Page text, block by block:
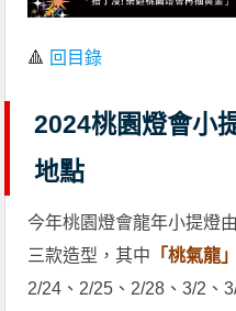
🔺 回目錄
2024桃園燈會小
地點
今年桃園燈會龍年小提燈
三款造型，其中 「桃氣龍
2/24、2/25、2/28、3/2、